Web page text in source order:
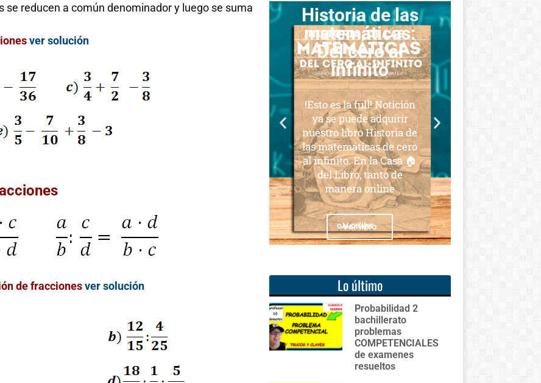
reducen a común denominador y luego se suma
ver solución
de fraccionesver solución
Unas
para todos
Notición!! Ya se puede
adquirir nuestro segundo
libro: Unas matemáticas
Historia de las
matemáticas:
Del cero al
infinito
!Esto es la full! Notición
ya se puede adquirir
nuestro libro Historia de
las matemáticas de cero
al infinito. En la Casa 🏠
del Libro, tanto de
manera online
Ver libro
matemáticas
para todos
Notición!! Ya se puede
adquirir nuestro segundo
libro: Unas matemáticas
Ver libro
Lo último
Probabilidad 2
bachillerato
problemas
COMPETENCIALES
de examenes
resueltos